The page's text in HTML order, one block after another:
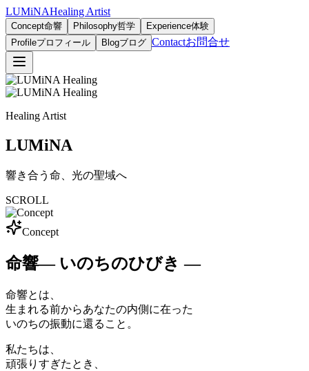
LUMiNAHealing Artist
Concept命響 Philosophy哲学 Experience体験
Profileプロフィール Blogブログ Contactお問合せ
Healing Artist
LUMiNA
響き合う命、光の聖域へ
SCROLL
Concept
命響― いのちのひびき ―
命響とは、
生まれる前からあなたの内側に在った
いのちの振動に還ること。
私たちは、
頑張りすぎたとき、